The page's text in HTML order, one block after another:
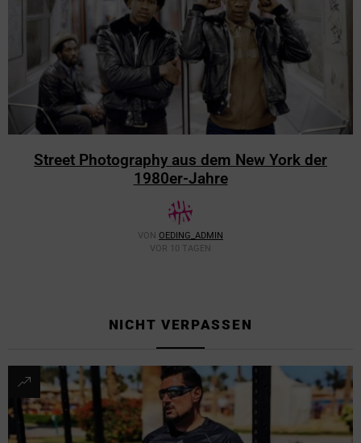
Street Photography aus dem New York der
1980er-Jahre
VON OEDING_ADMIN
VOR 10 TAGEN
NICHT VERPASSEN